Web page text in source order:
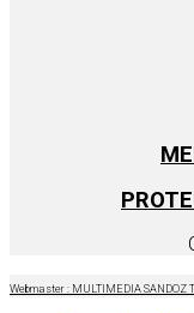
Webmaster : MULTIMEDIA SANDOZ